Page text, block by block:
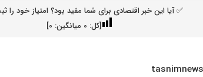
✅ آیا این خبر اقتصادی برای شما مفید بود؟ امتیاز خود را
[کل: 0 میانگین: 0
]